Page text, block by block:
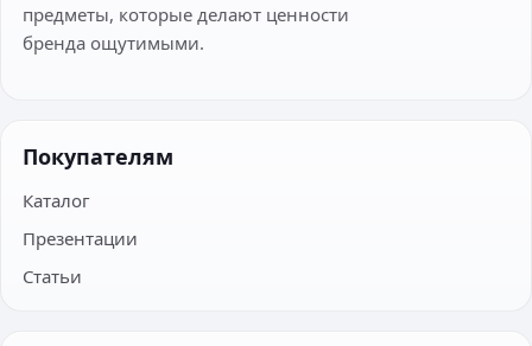
предметы, которые делают ценности
бренда ощутимыми.
Покупателям
Каталог
Презентации
Статьи